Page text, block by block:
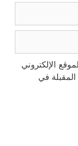
الإلكتروني
في